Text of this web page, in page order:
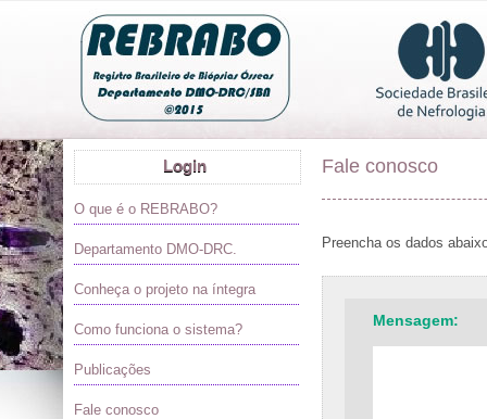
Login
O que é o REBRABO?
Departamento DMO-DRC.
Conheça o projeto na íntegra
Como funciona o sistema?
Publicações
Fale conosco
Fale conosco
Preencha os dados
Mensagem: